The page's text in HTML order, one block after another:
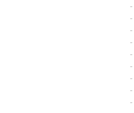
-
-
-
-
-
-
-
-
-